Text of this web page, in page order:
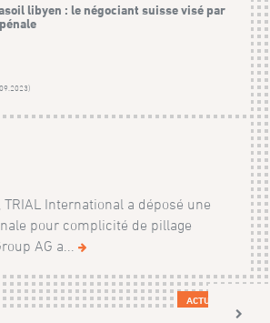
libyen : le négociant suisse visé par
International a déposé une
pour complicité de pillage
AG a...
ACTUALITÉS